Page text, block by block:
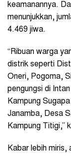
keamanannya.
menunjukkan,
4.469 jiwa.
“Ribuan warga
distrik seperti
Oneri, Pogoma,
pengungsi di
Kampung
Janamba, Desa
Kampung Titigi,”
Kabar lebih